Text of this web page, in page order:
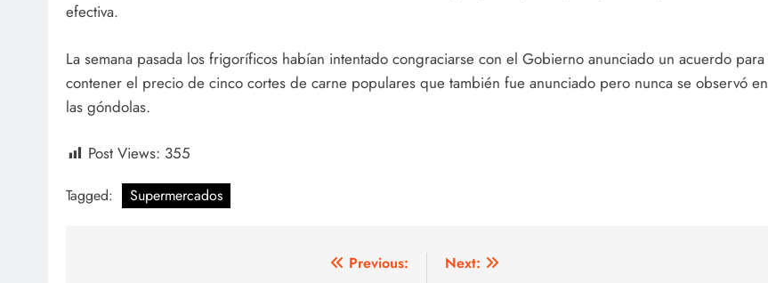
efectiva.
La semana pasada los frigoríficos habían intentado congraciarse con el Gobierno anunciado un acuerdo para
contener el precio de cinco cortes de carne populares que también fue anunciado pero nunca se observó en
las góndolas.
Post Views: 355
Tagged: Supermercados
Previous:
Next: